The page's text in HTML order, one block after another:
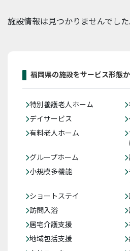
施設情報は見つかりませんでした
福岡県の施設をサービス形態
特別養護老人ホーム
デイサービス
有料老人ホーム
グループホーム
小規模多機能
ショートステイ
訪問入浴
居宅介護支援
地域包括支援